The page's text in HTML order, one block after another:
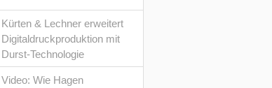
Kürten & Lechner erweitert
Digitaldruckproduktion mit
Durst-Technologie
Video: Wie Hagen